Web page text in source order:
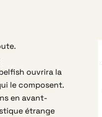
ouvrira la
le composent.
en avant-
étrange